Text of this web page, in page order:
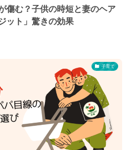
傷む？子供の時短と妻のヘア
ット」驚きの効果
子育て